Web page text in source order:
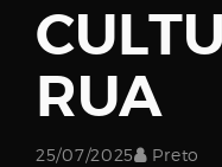
Username
Password
RUA
25/07/2025
Preto